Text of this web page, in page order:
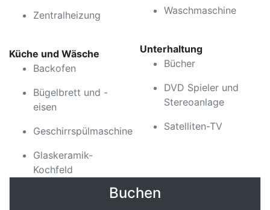
Zentralheizung
Küche und Wäsche
Backofen
Bügelbrett und -
eisen
Geschirrspülmaschine
Glaskeramik-
Kochfeld
Waschmaschine
Unterhaltung
Bücher
DVD Spieler und
Stereoanlage
Satelliten-TV
Buchen